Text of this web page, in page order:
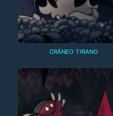
CRÁNEO TIRANO